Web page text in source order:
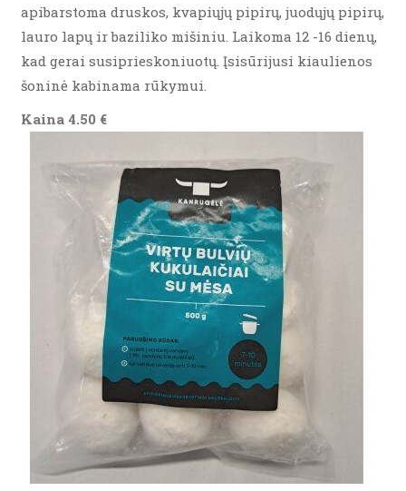
apibarstoma druskos, kvapiųjų pipirų, juodųjų pipirų,
lauro lapų ir baziliko mišiniu. Laikoma 12 -16 dienų,
kad gerai susiprieskoniuotų. Įsisūrijusi kiaulienos
šoninė kabinama rūkymui.
Kaina 4.50 €